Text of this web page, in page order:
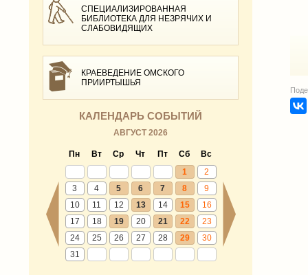
СПЕЦИАЛИЗИРОВАННАЯ
БИБЛИОТЕКА ДЛЯ НЕЗРЯЧИХ И
СЛАБОВИДЯЩИХ
КРАЕВЕДЕНИЕ ОМСКОГО
ПРИИРТЫШЬЯ
КАЛЕНДАРЬ СОБЫТИЙ
АВГУСТ 2026
Пн Вт Ср Чт Пт Сб
Вс
1
2
3
4 5 6 7 8
9
10
11 12 13 14 15
16
17
18 19 20 21 22
23
24
25 26 27 28 29
30
31